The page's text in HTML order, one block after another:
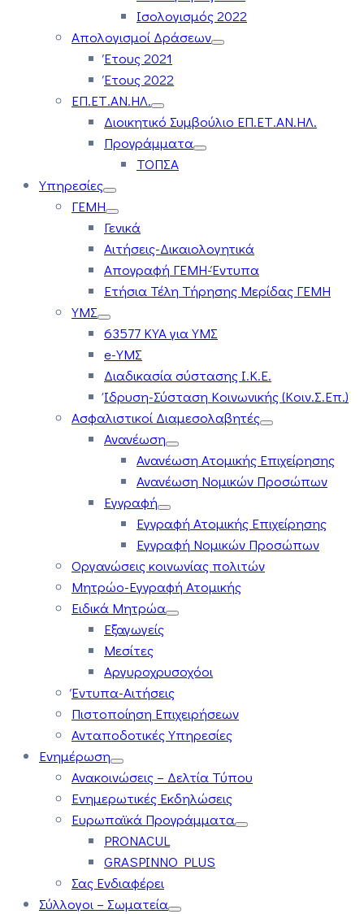
Ισολογισμός 2022
Απολογισμοί Δράσεων
Έτους 2021
Έτους 2022
ΕΠ.ΕΤ.ΑΝ.ΗΛ.
Διοικητικό Συμβούλιο ΕΠ.ΕΤ.ΑΝ.ΗΛ.
Προγράμματα
ΤΟΠΣΑ
Υπηρεσίες
ΓΕΜΗ
Γενικά
Αιτήσεις-Δικαιολογητικά
Απογραφή ΓΕΜΗ-Έντυπα
Ετήσια Τέλη Τήρησης Μερίδας ΓΕΜΗ
ΥΜΣ
63577 ΚΥΑ για ΥΜΣ
e-ΥΜΣ
Διαδικασία σύστασης Ι.Κ.Ε.
Ίδρυση-Σύσταση Κοινωνικής (Κοιν.Σ.Επ.)
Ασφαλιστικοί Διαμεσολαβητές
Ανανέωση
Ανανέωση Ατομικής Επιχείρησης
Ανανέωση Νομικών Προσώπων
Εγγραφή
Εγγραφή Ατομικής Επιχείρησης
Εγγραφή Νομικών Προσώπων
Οργανώσεις κοινωνίας πολιτών
Μητρώο-Εγγραφή Ατομικής
Ειδικά Μητρώα
Εξαγωγείς
Μεσίτες
Αργυροχρυσοχόοι
Έντυπα-Αιτήσεις
Πιστοποίηση Επιχειρήσεων
Ανταποδοτικές Υπηρεσίες
Ενημέρωση
Ανακοινώσεις – Δελτία Τύπου
Ενημερωτικές Εκδηλώσεις
Ευρωπαϊκά Προγράμματα
PRONACUL
GRASPINNO PLUS
Σας Ενδιαφέρει
Σύλλογοι – Σωματεία